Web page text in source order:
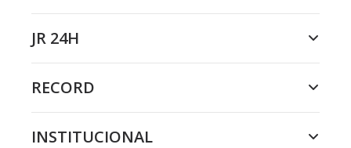
JR 24H
RECORD
INSTITUCIONAL